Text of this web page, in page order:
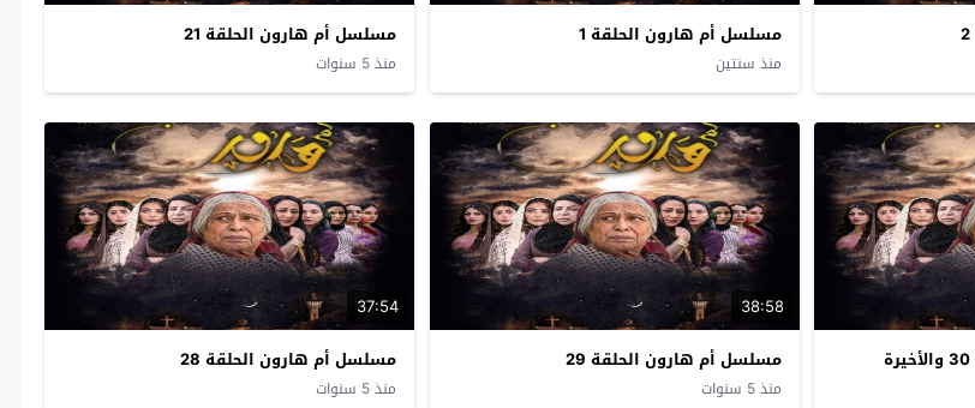
مسلسل أم هارون الحلقة 1
منذ سنتين
مسلسل أم هارون الحلقة 21
منذ 5 سنوات
38:58
مسلسل أم هارون الحلقة 29
منذ 5 سنوات
37:54
مسلسل أم هارون الحلقة 28
منذ 5 سنوات